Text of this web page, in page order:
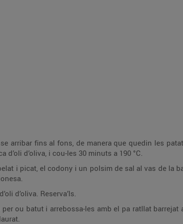
i posa-les en una safata de forn.
Salpebra-les, ruixa-les amb el vi blanc i una mica d’oli d’oliva, i cou-les 30 minuts a 190 °C.
hi l’oli en rajolí sense deixar de
d’oliva. Reserva’ls.
romaní picats. Sofregeix el peix
que estigui daurat.